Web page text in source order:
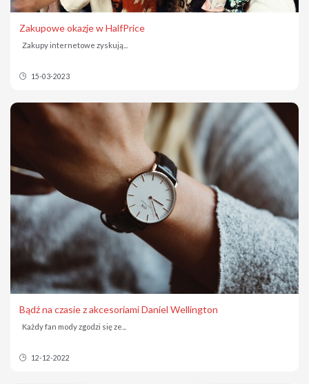
Zakupowe okazje w HalfPrice
Zakupy internetowe zyskują...
15-03-2023
Bądź na czasie z akcesoriami Daniel Wellington
Każdy fan mody zgodzi się ze...
12-12-2022